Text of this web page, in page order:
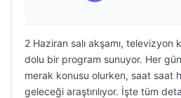
2 Haziran salı akşamı, televizyon
dolu bir program sunuyor. Her gün
merak konusu olurken, saat saat
geleceği araştırılıyor. İşte tüm